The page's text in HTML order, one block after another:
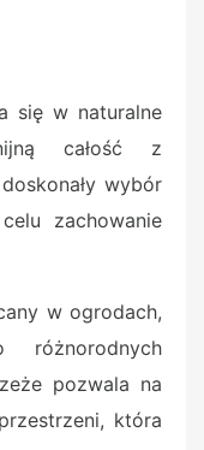
się w naturalne
całość z
wybór
zachowanie
w ogrodach,
pozwala na
która